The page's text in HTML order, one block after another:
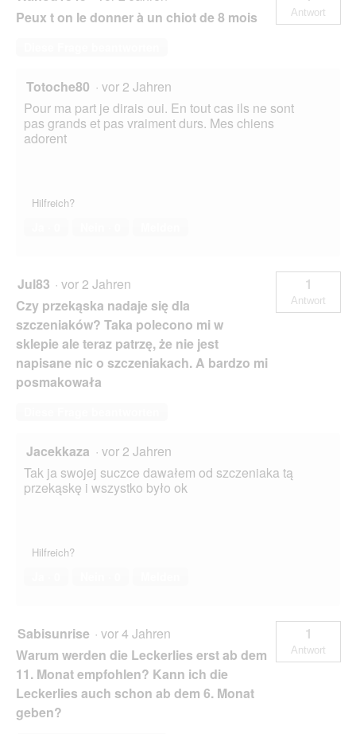
Peux t on le donner à un chiot de 8 mois
Antwort
Totoche80 · vor 2 Jahren
Pour ma part je dirais oui. En tout cas ils ne sont
pas grands et pas vraiment durs. Mes chiens
adorent
Hilfreich?
Jul83 · vor 2 Jahren
Czy przekąska nadaje się dla
szczeniaków? Taka polecono mi w
sklepie ale teraz patrzę, że nie jest
napisane nic o szczeniakach. A bardzo mi
posmakowała
1
Antwort
Jacekkaza · vor 2 Jahren
Tak ja swojej suczce dawałem od szczeniaka tą
przekąskę i wszystko było ok
Hilfreich?
Sabisunrise · vor 4 Jahren
Warum werden die Leckerlies erst ab dem
11. Monat empfohlen? Kann ich die
Leckerlies auch schon ab dem 6. Monat
geben?
1
Antwort